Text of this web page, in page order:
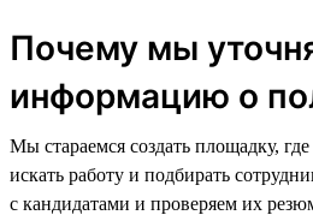
Почему мы
информацию о
Мы стараемся создать площадку,
искать работу и подбирать
с кандидатами и проверяем их